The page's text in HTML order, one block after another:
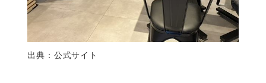
出典：公式サイト